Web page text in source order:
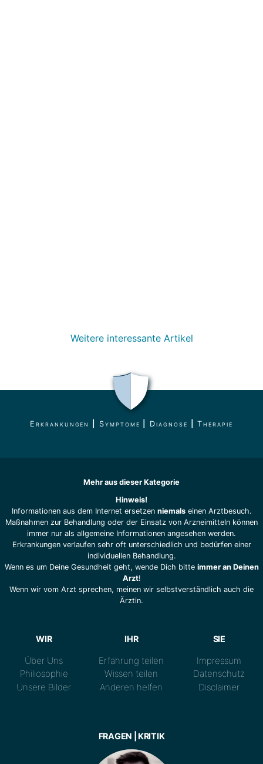
Weitere interessante Artikel
Erkrankungen Symptome Diagnose |Therapie
Mehr aus dieser Kategorie
Hinweis!
Informationen aus dem Internet ersetzen niemalseinen Arztbesuch.
Maßnahmen zur Behandlung oder der Einsatz von Arzneimitteln können
immer nur als allgemeine Informationen angesehen werden.
Erkrankungen verlaufen sehr oft unterschiedlich und bedürfen einer
individuellen Behandlung.
Wenn es um Deine Gesundheit geht, wende Dich bitte immer an Deinen
Arzt!
Wenn wir vom Arzt sprechen, meinen wir selbstverständlich auch die
Ärztin.
WIR
Über Uns
Philiosophie
Unsere Bilder
IHR
Erfahrung teilen
Wissen teilen
Anderen helfen
SIE
Impressum
Datenschutz
Disclaimer
FRAGEN | KRITIK